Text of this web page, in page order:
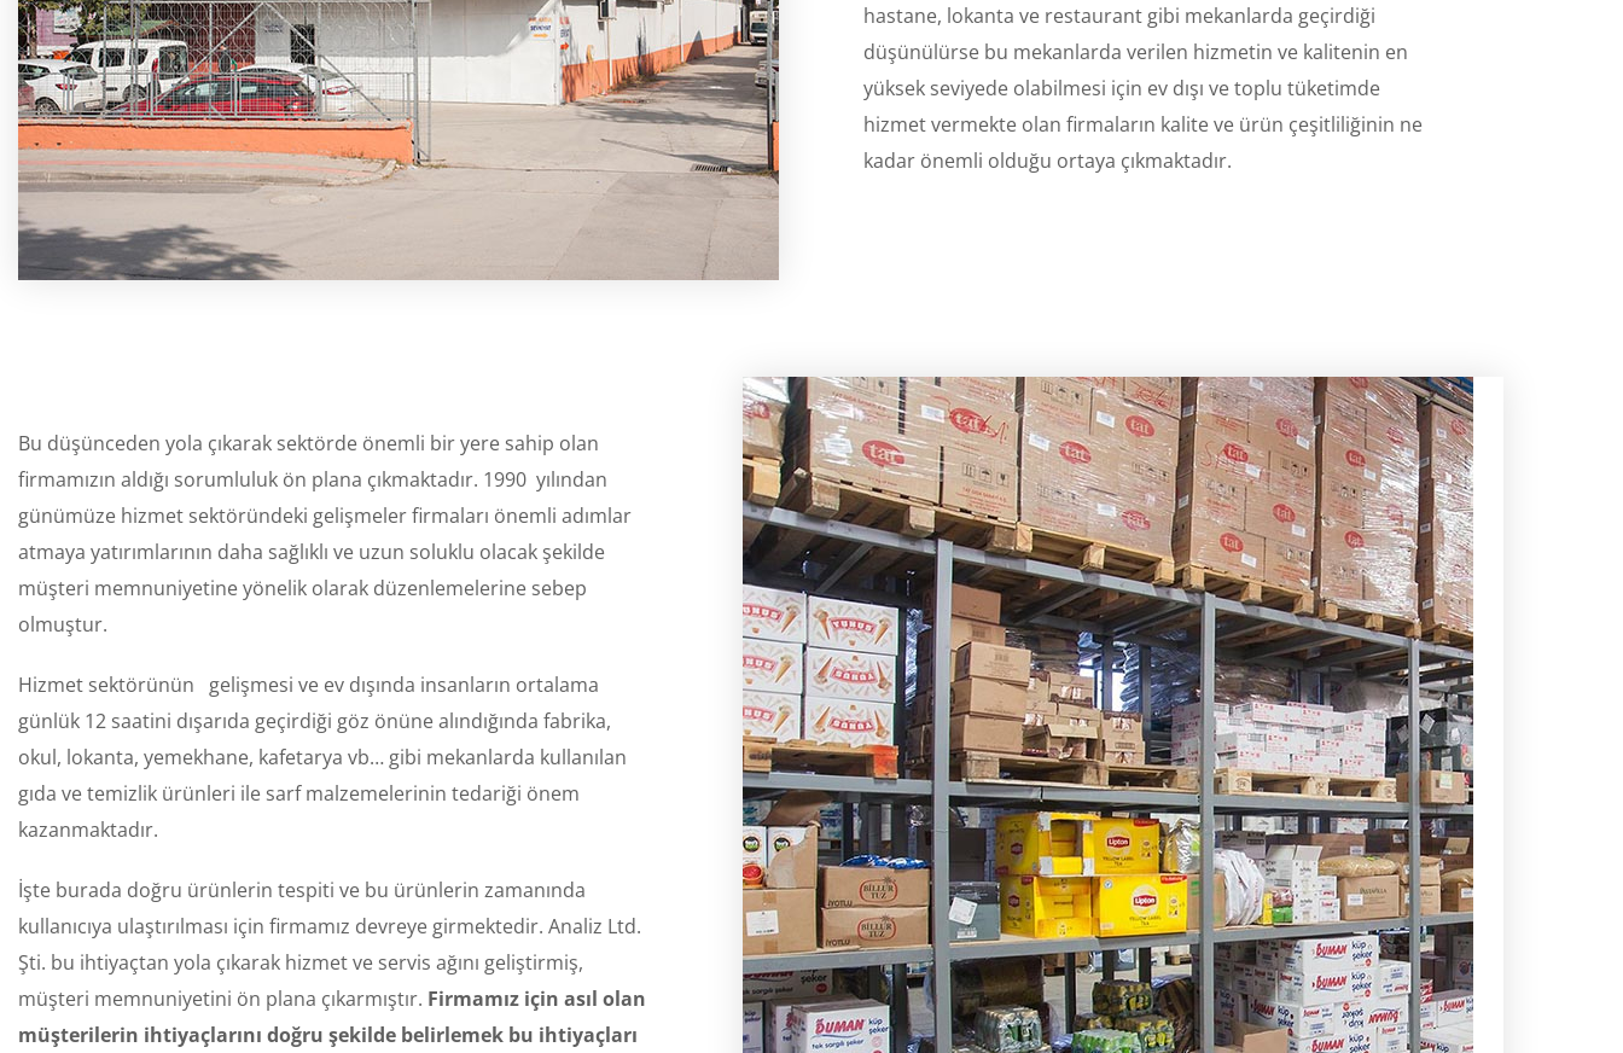
hastane, lokanta ve restaurant gibi mekanlarda geçirdiği
düşünülürse bu mekanlarda verilen hizmetin ve kalitenin en
yüksek seviyede olabilmesi için ev dışı ve toplu tüketimde
hizmet vermekte olan firmaların kalite ve ürün çeşitliliğinin ne
kadar önemli olduğu ortaya çıkmaktadır.
Bu düşünceden yola çıkarak sektörde önemli bir yere sahip olan
firmamızın aldığı sorumluluk ön plana çıkmaktadır. 1990 yılından
günümüze hizmet sektöründeki gelişmeler firmaları önemli adımlar
atmaya yatırımlarının daha sağlıklı ve uzun soluklu olacak şekilde
müşteri memnuniyetine yönelik olarak düzenlemelerine sebep
olmuştur.
Hizmet sektörünün gelişmesi ve ev dışında insanların ortalama
günlük 12 saatini dışarıda geçirdiği göz önüne alındığında fabrika,
okul, lokanta, yemekhane, kafetarya vb… gibi mekanlarda kullanılan
gıda ve temizlik ürünleri ile sarf malzemelerinin tedariği önem
kazanmaktadır.
İşte burada doğru ürünlerin tespiti ve bu ürünlerin zamanında
kullanıcıya ulaştırılması için firmamız devreye girmektedir. Analiz Ltd.
Şti. bu ihtiyaçtan yola çıkarak hizmet ve servis ağını geliştirmiş,
müşteri memnuniyetini ön plana çıkarmıştır. Firmamız için asıl olan
müşterilerin ihtiyaçlarını doğru şekilde belirlemek bu ihtiyaçları